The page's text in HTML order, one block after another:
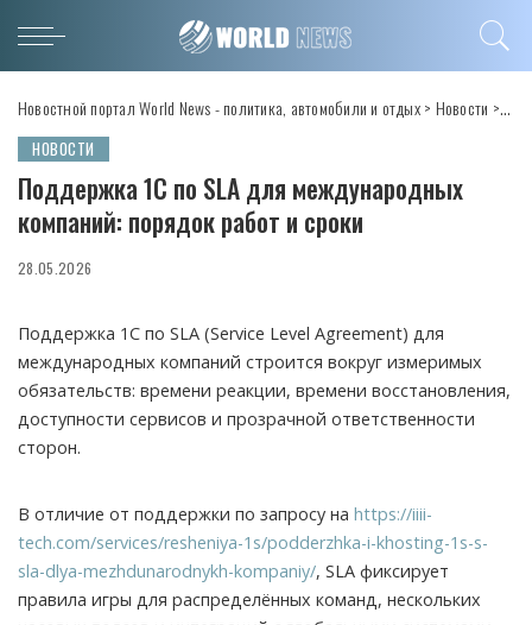
Новостной портал World News - политика, автомобили и отдых> Новости >
НОВОСТИ
Поддержка 1С по SLA для международных
компаний: порядок работ и сроки
28.05.2026
Поддержка 1С по SLA (Service Level Agreement) для
международных компаний строится вокруг измеримых
обязательств: времени реакции, времени восстановления,
доступности сервисов и прозрачной ответственности
сторон.
В отличие от поддержки по запросу на https://iiii-
tech.com/services/resheniya-1s/podderzhka-i-khosting-1s-s-
sla-dlya-mezhdunarodnykh-kompaniy/, SLA фиксирует
правила игры для распределённых команд, нескольких